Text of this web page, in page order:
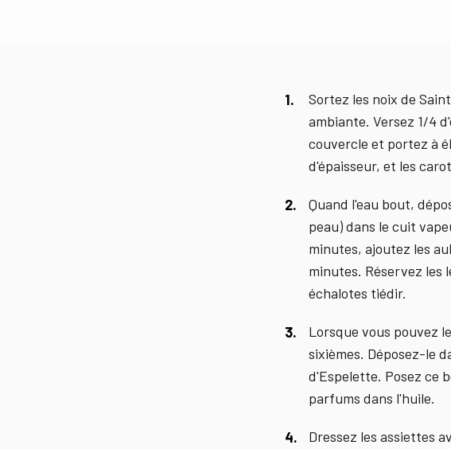
Sortez les noix de
ambiante. Versez 1/4
couvercle et portez à
d'épaisseur, et les
Quand l'eau bout,
peau) dans le cuit
minutes, ajoutez les
minutes. Réservez les
échalotes tiédir.
Lorsque vous pouvez
sixièmes. Déposez-le
d'Espelette. Posez ce
parfums dans l'huile.
Dressez les assiettes